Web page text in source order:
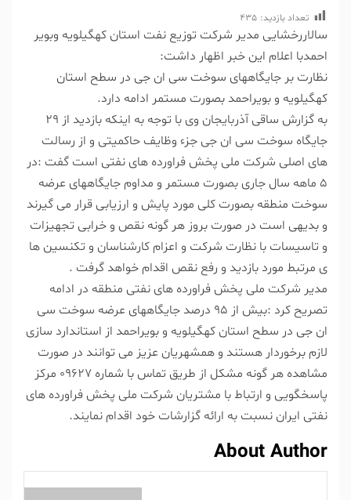
تعداد بازدید: 435
سالاررخشایی مدیر شرکت توزیع نفت استان کهگیلویه وبویر
احمدبا اعلام این خبر اظهار داشت:
نظارت بر جایگاههای سوخت سی ان جی در سطح استان
کهگیلویه و بویراحمد بصورت مستمر ادامه دارد.
به گزارش ساقی آذربایجان وی با توجه به اینکه بازدید از ۲۹
جایگاه سوخت سی ان جی جزء وظایف حاکمیتی و از رسالت
های اصلی شرکت ملی پخش فراورده های نفتی است گفت :در
۵ ماهه سال جاری بصورت مستمر و مداوم جایگاههای عرضه
سوخت منطقه بصورت کلی مورد پایش و ارزیابی قرار می گیرند
و بدیهی است در صورت بروز هر گونه نقص و خرابی تجهیزات
و تاسیسات با نظارت شرکت و اعزام کارشناسان و تکنسین ها
ی مرتبط مورد بازدید و رفع نقص اقدام خواهد گرفت .
مدیر شرکت ملی پخش فراورده های نفتی منطقه در ادامه
تصریح کرد :بیش از ۹۵ درصد جایگاههای عرضه سوخت سی
ان جی در سطح استان کهگیلویه و بویراحمد از استاندارد سازی
لازم برخوردار هستند و همشهریان عزیز می توانند در صورت
مشاهده هر گونه مشکل از طریق تماس با شماره ۰۹۶۲۷ مرکز
پاسخگویی و ارتباط با مشتریان شرکت ملی پخش فراورده های
نفتی ایران نسبت به ارائه گزارشات خود اقدام نمایند.
About Author